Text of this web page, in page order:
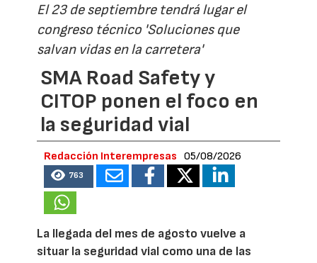
El 23 de septiembre tendrá lugar el
congreso técnico 'Soluciones que
salvan vidas en la carretera'
SMA Road Safety y
CITOP ponen el foco en
la seguridad vial
Redacción Interempresas 05/08/2026
763
La llegada del mes de agosto vuelve a
situar la seguridad vial como una de las